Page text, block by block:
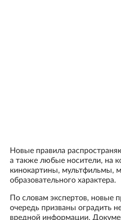
Новые правила
а также любые носители, на
кинокартины, мультфильмы,
образовательного характера.
По словам экспертов, новые
очередь призваны оградить
вредной информации.